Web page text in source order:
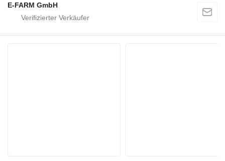
E-FARM GmbH